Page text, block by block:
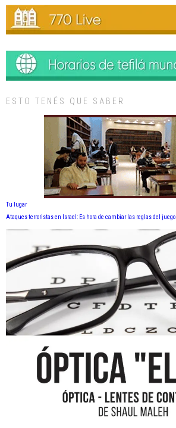
ESTO TENÉS QUE SABER
Tu lugar
Ataques terroristas en Israel: Es hora de cambiar las reglas del juego